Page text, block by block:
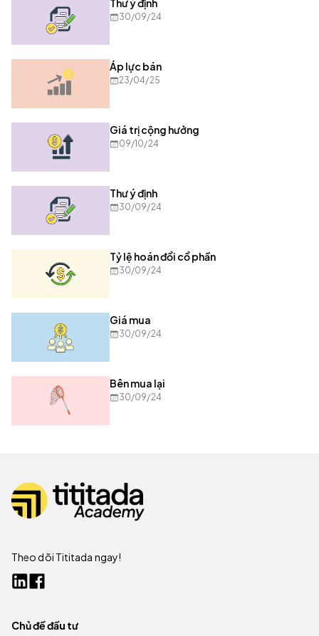
Thư ý định
30/09/24
Áp lực bán
23/04/25
Giá trị cộng hưởng
09/10/24
Thư ý định
30/09/24
Tỷ lệ hoán đổi cổ phần
30/09/24
Giá mua
30/09/24
Bên mua lại
30/09/24
Theo dõi Tititada ngay!
Chủ đề đầu tư